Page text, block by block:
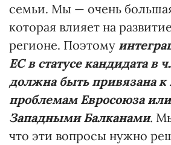
семьи. Мы — очень
которая влияет на
регионе. Поэтому
ЕС в статусе кандидата в
должна быть привязана
проблемам Евросоюза
Западными Балканами.
что эти вопросы нужно